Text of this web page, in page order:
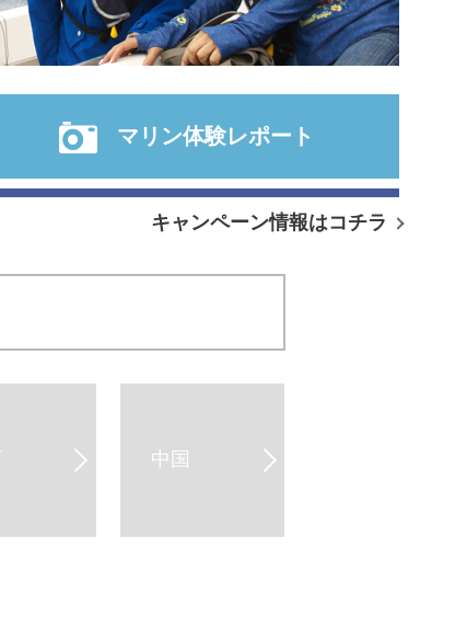
マリン体験レポート
キャンペーン情報はコチラ
中国